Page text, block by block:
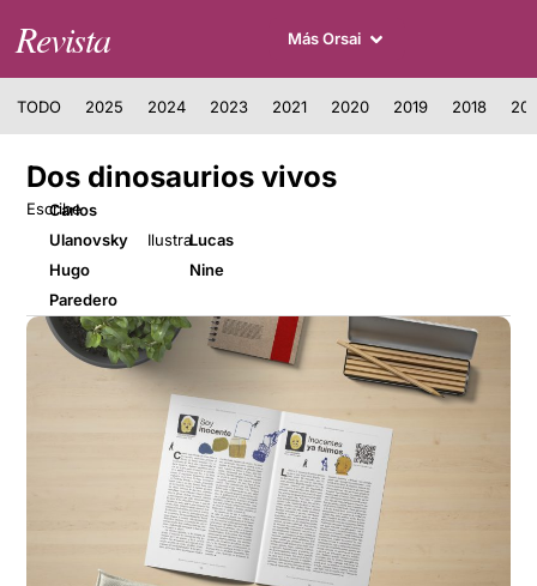
Revista Más Orsai
TODO 2025 2024 2023 2021 2020 2019 2018
Dos dinosaurios vivos
Escribe
Carlos
Ulanovsky
Hugo
Paredero
IlustraLucas
Nine